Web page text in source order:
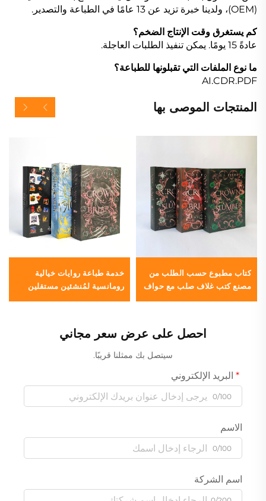
(OEM)، ولدينا خبرة تزيد عن 13 عامًا في الطباعة والتصدير.
كم يستغرق وقت الإنتاج الضخم؟
عادةً 15 يومًا. يمكن تنفيذ الطلبات العاجلة.
ما نوع الملفات التي تقبلونها للطباعة؟
AI.CDR.PDF
المنتجات الموصى بها
كتاب مطبوع حسب الطلب من
مصنع كتب غلاف صلب مع حواف
خدمة طباعة روايات خيالية
رومانسية لمُنشئين مستقلين
احصل على عرض سعر مجاني
سيتصل بك ممثلنا قريبًا.
البريد الإلكتروني
0/100
الاسم
0/100
اسم الشركة